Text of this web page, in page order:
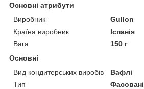
Основні атрибути
Виробник
Gullon
Країна виробник
Іспанія
Вага
150 г
Основні
Вид кондитерських виробів
Вафлі
Тип
Фасовані